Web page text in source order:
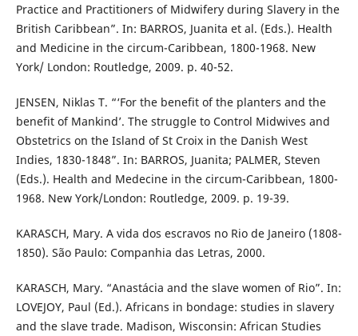
Practice and Practitioners of Midwifery during Slavery in the
British Caribbean”. In: BARROS, Juanita et al. (Eds.). Health
and Medicine in the circum-Caribbean, 1800-1968. New
York/ London: Routledge, 2009. p. 40-52.
JENSEN, Niklas T. “‘For the benefit of the planters and the
benefit of Mankind’. The struggle to Control Midwives and
Obstetrics on the Island of St Croix in the Danish West
Indies, 1830-1848”. In: BARROS, Juanita; PALMER, Steven
(Eds.). Health and Medecine in the circum-Caribbean, 1800-
1968. New York/London: Routledge, 2009. p. 19-39.
KARASCH, Mary. A vida dos escravos no Rio de Janeiro (1808-
1850). São Paulo: Companhia das Letras, 2000.
KARASCH, Mary. “Anastácia and the slave women of Rio”. In:
LOVEJOY, Paul (Ed.). Africans in bondage: studies in slavery
and the slave trade. Madison, Wisconsin: African Studies